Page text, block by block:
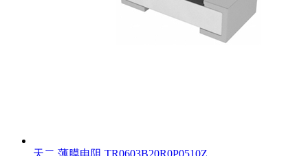
天二 薄膜电阻 TR0603B20R0P0510Z